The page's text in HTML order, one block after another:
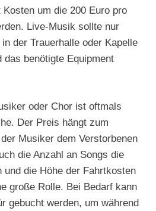
um die 200 Euro pro
Live-Musik sollte nur
der Trauerhalle oder Kapelle
das benötigte Equipment
oder Chor ist oftmals
Der Preis hängt zum
Musiker dem Verstorbenen
die Anzahl an Songs die
und die Höhe der Fahrtkosten
große Rolle. Bei Bedarf kann
gebucht werden, um während